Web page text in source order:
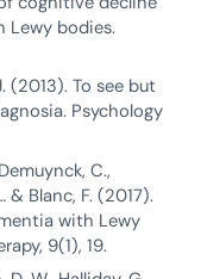
Lewy bodies.
(2013). To see but
Psychology
C.,
& Blanc, F. (2017).
with Lewy
9(1), 19.